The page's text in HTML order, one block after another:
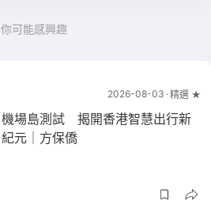
你可能感興趣
2026-08-03 精選 ★
機場島測試 揭開香港智慧出行新
紀元｜方保僑